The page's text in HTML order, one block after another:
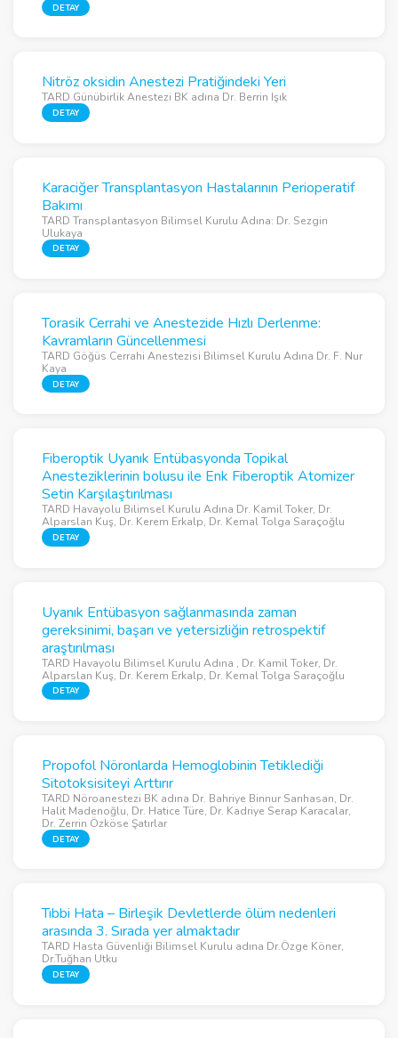
DETAY
Nitröz oksidin Anestezi Pratiğindeki Yeri
TARD Günübirlik Anestezi BK adına Dr. Berrin Işık
DETAY
Karaciğer Transplantasyon Hastalarının Perioperatif
Bakımı
TARD Transplantasyon Bilimsel Kurulu Adına: Dr. Sezgin
Ulukaya
DETAY
Torasik Cerrahi ve Anestezide Hızlı Derlenme:
Kavramların Güncellenmesi
TARD Göğüs Cerrahi Anestezisi Bilimsel Kurulu Adına Dr. F. Nur
Kaya
DETAY
Fiberoptik Uyanık Entübasyonda Topikal
Anesteziklerinin bolusu ile Enk Fiberoptik Atomizer
Setin Karşılaştırılması
TARD Havayolu Bilimsel Kurulu Adına Dr. Kamil Toker, Dr.
Alparslan Kuş, Dr. Kerem Erkalp, Dr. Kemal Tolga Saraçoğlu
DETAY
Uyanık Entübasyon sağlanmasında zaman
gereksinimi, başarı ve yetersizliğin retrospektif
araştırılması
TARD Havayolu Bilimsel Kurulu Adına , Dr. Kamil Toker, Dr.
Alparslan Kuş, Dr. Kerem Erkalp, Dr. Kemal Tolga Saraçoğlu
DETAY
Propofol Nöronlarda Hemoglobinin Tetiklediği
Sitotoksisiteyi Arttırır
TARD Nöroanestezi BK adına Dr. Bahriye Binnur Sarıhasan, Dr.
Halit Madenoğlu, Dr. Hatice Türe, Dr. Kadriye Serap Karacalar,
Dr. Zerrin Özköse Şatırlar
DETAY
Tıbbi Hata – Birleşik Devletlerde ölüm nedenleri
arasında 3. Sırada yer almaktadır
TARD Hasta Güvenliği Bilimsel Kurulu adına Dr.Özge Köner,
Dr.Tuğhan Utku
DETAY